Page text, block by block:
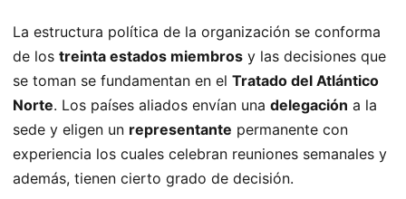
La estructura política de la organización se conforma
de los treinta estados miembros y las decisiones que
se toman se fundamentan en el Tratado del Atlántico
Norte. Los países aliados envían una delegación a la
sede y eligen un representante permanente con
experiencia los cuales celebran reuniones semanales y
además, tienen cierto grado de decisión.